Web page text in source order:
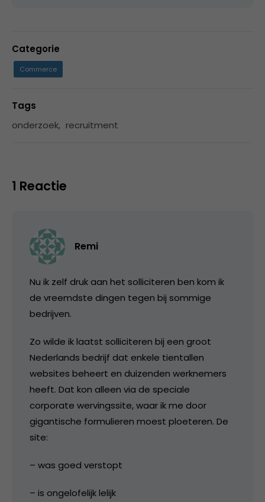
Categorie
Commerce
Tags
onderzoek, recruitment
1 Reactie
Remi
Nu ik zelf druk aan het solliciteren ben kom ik
de vreemdste dingen tegen bij sommige
bedrijven.
Zo wilde ik laatst solliciteren bij een groot
Nederlands bedrijf dat enkele tientallen
websites beheert en duizenden werknemers
heeft. Dat kon alleen via de speciale
corporate wervingssite, waar ik me door
gigantische formulieren moest ploeteren. De
site:
– was goed verstopt
– is ongelofelijk lelijk